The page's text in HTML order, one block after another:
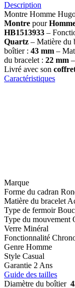
Description
Montre Homme
Montre pour
HB1513933 –
Quartz – Matière du
boîtier : 43 mm –
du bracelet : 22 mm
Livré avec son
Caractéristiques
Marque
Forme du cadran
Matière du bracelet
Type de fermoir
Type du mouvement
Verre Minéral
Fonctionnalité
Genre Homme
Style Casual
Garantie 2 Ans
Guide des tailles
Diamètre du boîtier